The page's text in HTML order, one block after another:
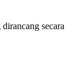
secara